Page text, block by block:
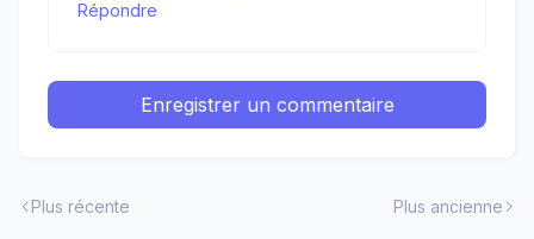
Répondre
Enregistrer un commentaire
Plus récente Plus ancienne